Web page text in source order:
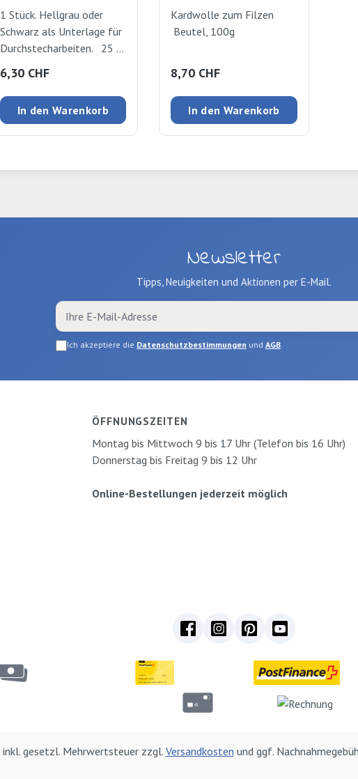
1 Stück. Hellgrau oder
Schwarz als Unterlage für
Durchstecharbeiten. 25 x
18 x 1cm
Regulärer Preis:
6,30 CHF
In den Warenkorb
Kardwolle zum Filzen
Beutel, 100g
Regulärer Preis:
8,70 CHF
In den Warenkorb
Newsletter
Tipps, Neuigkeiten und Aktionen per E-Mail.
Ich akzeptiere die Datenschutzbestimmungen und AGB.
ÖFFNUNGSZEITEN
Montag bis Mittwoch 9 bis 17 Uhr (Telefon bis 16 Uhr)
Donnerstag bis Freitag 9 bis 12 Uhr
Online-Bestellungen jederzeit möglich
inkl. gesetzl. Mehrwertsteuer zzgl. Versandkosten und ggf.